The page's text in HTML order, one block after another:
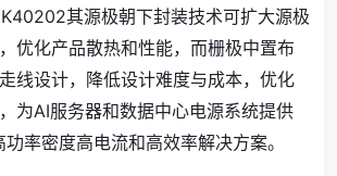
其源极朝下封装技术可扩大源极
优化产品散热和性能，而栅极中置布
线设计，降低设计难度与成本，优化
为AI服务器和数据中心电源系统提供
率密度高电流和高效率解决方案。